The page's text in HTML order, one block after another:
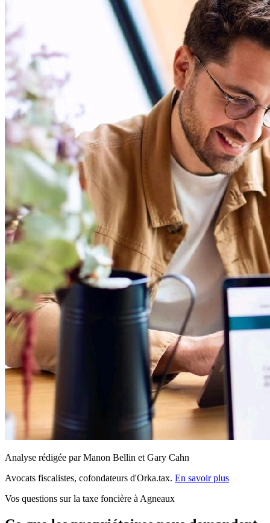
Analyse rédigée par Manon Bellin et Gary Cahn
Avocats fiscalistes, cofondateurs d'Orka.tax. En savoir plus
Vos questions sur la taxe foncière à Agneaux